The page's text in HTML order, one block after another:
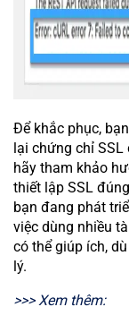
Để khắc phục,
lại chứng chỉ SSL
hãy tham khảo
thiết lập SSL
bạn đang phát
việc dùng nhiều
có thể giúp ích,
lý.
>>> Xem thêm: